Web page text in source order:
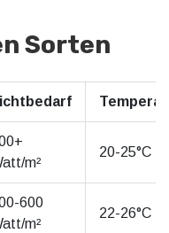
Sorten
m²
20-25°C
600
m²
22-26°C